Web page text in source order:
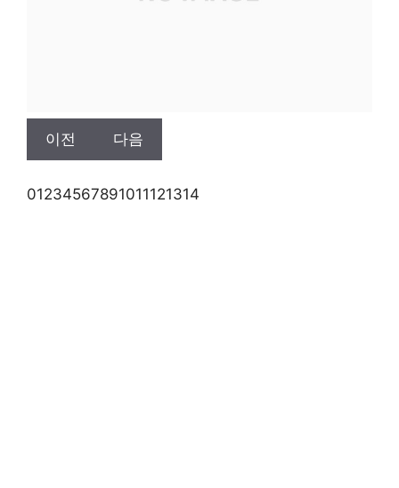
이전 다음
01234567891011121314